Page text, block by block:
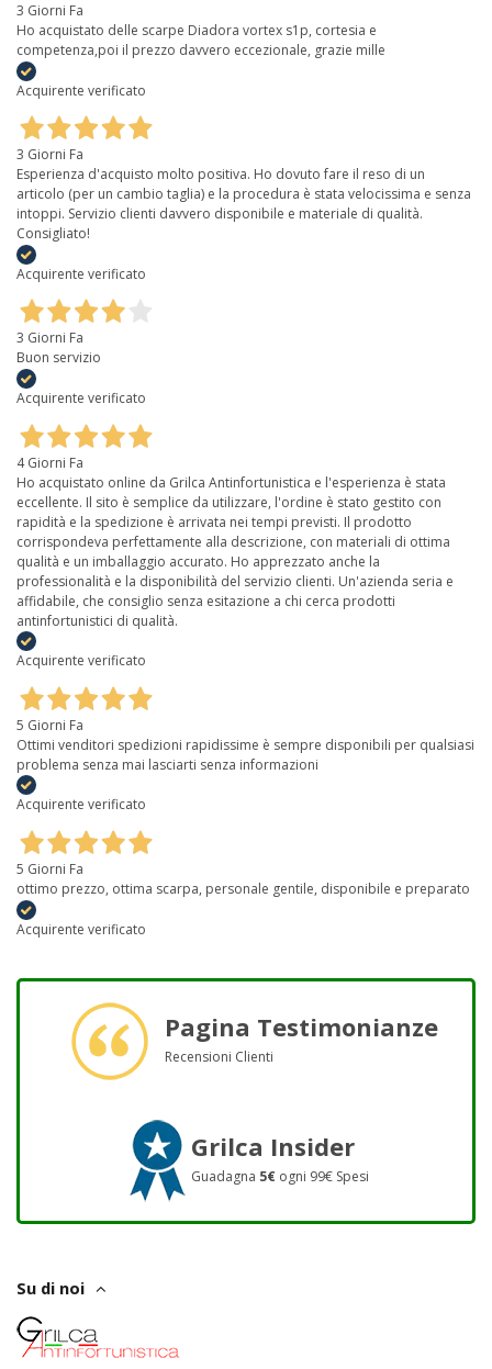
3 Giorni Fa
Ho acquistato delle scarpe Diadora vortex s1p, cortesia e
competenza,poi il prezzo davvero eccezionale, grazie mille
Acquirente verificato
3 Giorni Fa
Esperienza d'acquisto molto positiva. Ho dovuto fare il reso di un
articolo (per un cambio taglia) e la procedura è stata velocissima e senza
intoppi. Servizio clienti davvero disponibile e materiale di qualità.
Consigliato!
Acquirente verificato
3 Giorni Fa
Buon servizio
Acquirente verificato
4 Giorni Fa
Ho acquistato online da Grilca Antinfortunistica e l'esperienza è stata
eccellente. Il sito è semplice da utilizzare, l'ordine è stato gestito con
rapidità e la spedizione è arrivata nei tempi previsti. Il prodotto
corrispondeva perfettamente alla descrizione, con materiali di ottima
qualità e un imballaggio accurato. Ho apprezzato anche la
professionalità e la disponibilità del servizio clienti. Un'azienda seria e
affidabile, che consiglio senza esitazione a chi cerca prodotti
antinfortunistici di qualità.
Acquirente verificato
5 Giorni Fa
Ottimi venditori spedizioni rapidissime è sempre disponibili per qualsiasi
problema senza mai lasciarti senza informazioni
Acquirente verificato
5 Giorni Fa
ottimo prezzo, ottima scarpa, personale gentile, disponibile e preparato
Acquirente verificato
Pagina Testimonianze
Recensioni Clienti
Grilca Insider
Guadagna 5€ ogni 99€ Spesi
Su di noi